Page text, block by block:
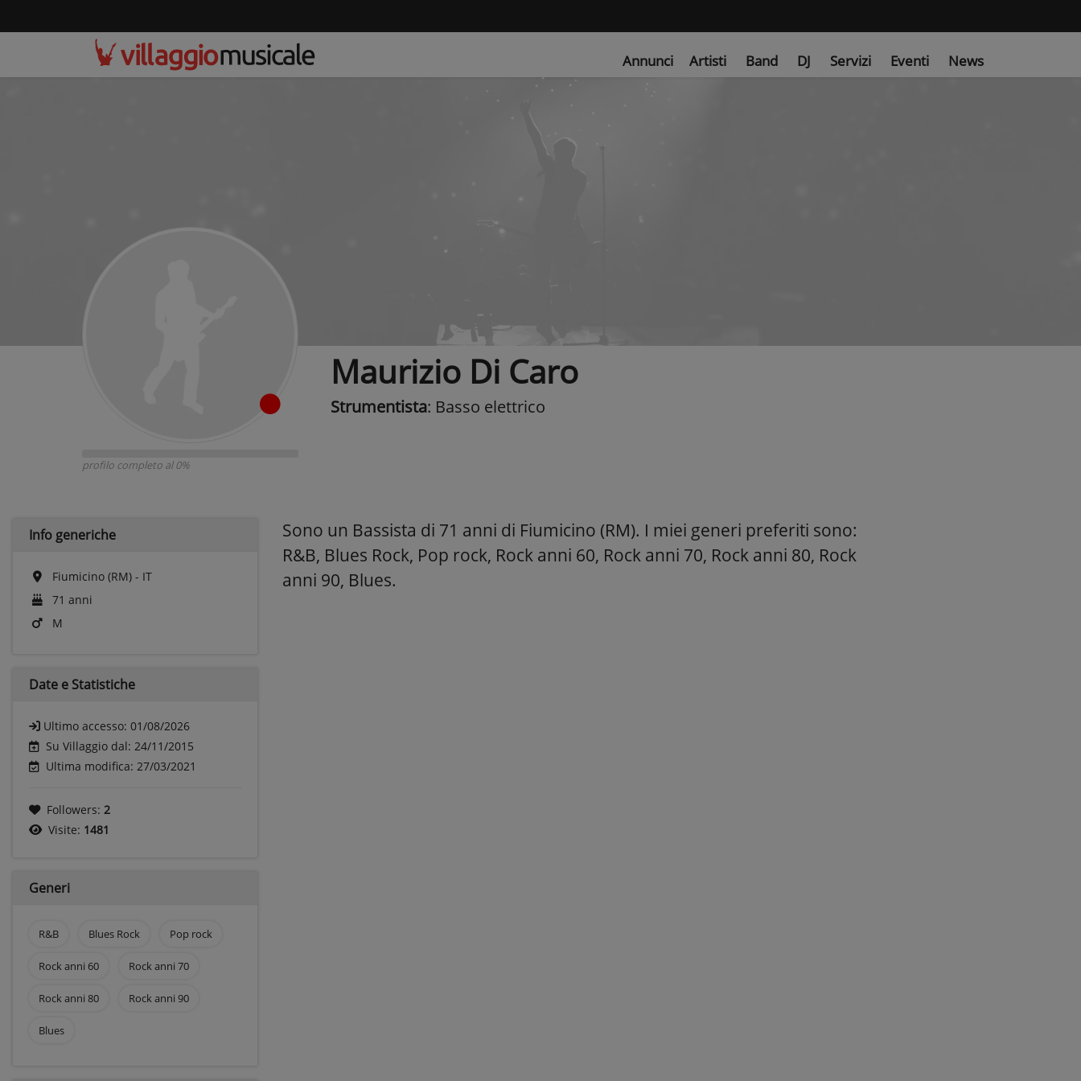
Annunci Artisti Band DJ Servizi Eventi News
profilo completo al 0%
Maurizio Di Caro
Strumentista: Basso elettrico
Info generiche
Fiumicino (RM) - IT
71 anni
M
Date e Statistiche
Ultimo accesso: 01/08/2026
Su Villaggio dal: 24/11/2015
Ultima modifica: 27/03/2021
Followers: 2
Visite: 1481
Generi
R&B Blues Rock Pop rock
Rock anni 60 Rock anni 70
Rock anni 80 Rock anni 90
Blues
Sono un Bassista di 71 anni di Fiumicino (RM). I miei generi preferiti sono:
R&B, Blues Rock, Pop rock, Rock anni 60, Rock anni 70, Rock anni 80, Rock
anni 90, Blues.